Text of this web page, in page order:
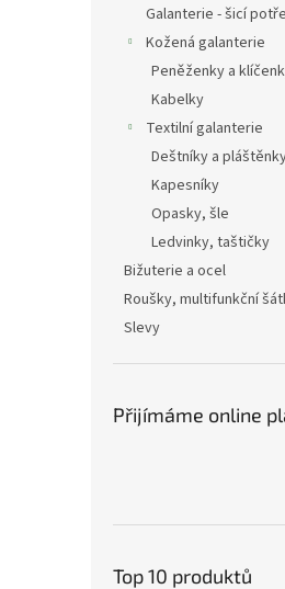
Galanterie - šicí
Kožená galanterie
Peněženky a
Kabelky
Textilní galanterie
Deštníky a
Kapesníky
Opasky, šle
Ledvinky, taštičky
Bižuterie a ocel
Roušky, multifunkční
Slevy
Přijímáme online
Top 10 produktů